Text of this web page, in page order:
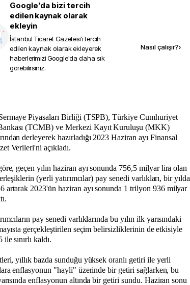
Google'da bizi tercih
edilen kaynak olarak
ekleyin
İstanbul Ticaret Gazetesi'i tercih
edilen kaynak olarak ekleyerek
haberlerimizi Google'da daha sık
görebilirsiniz.
Nasıl çalışır?›
Piyasaları Birliği (TSPB), Türkiye Cumhuriyet
(TCMB) ve Merkezi Kayıt Kuruluşu (MKK)
derleyerek hazırladığı 2023 Haziran ayı Finansal
Verileri'ni açıkladı.
geçen yılın haziran ayı sonunda 756,5 milyar lira olan
(yerli yatırımcılar) pay senedi varlıkları, bir yılda
artarak 2023'ün haziran ayı sonunda 1 trilyon 936 milyar
pay senedi varlıklarında bu yılın ilk yarısındaki
gerçekleştirilen seçim belirsizliklerinin de etkisiyle
sınırlı kaldı.
yıllık bazda sunduğu yüksek oranlı getiri ile yerli
enflasyonun "hayli" üzerinde bir getiri sağlarken, bu
enflasyonun altında bir getiri sundu. Haziran sonu